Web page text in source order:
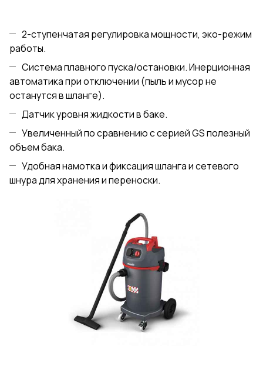
2-ступенчатая регулировка мощности, эко-режим
работы.
Система плавного пуска/остановки. Инерционная
автоматика при отключении (пыль и мусор не
останутся в шланге).
Датчик уровня жидкости в баке.
Увеличенный по сравнению с серией GS полезный
объем бака.
Удобная намотка и фиксация шланга и сетевого
шнура для хранения и переноски.